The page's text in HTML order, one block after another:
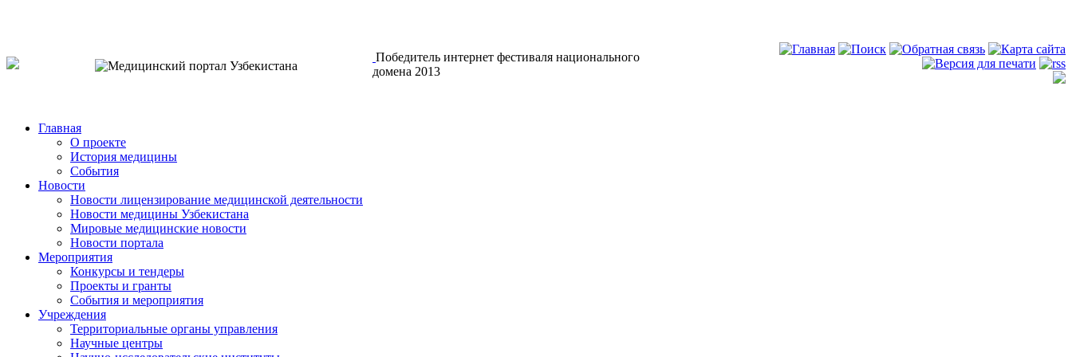
Победитель интернет фестиваля национального
домена 2013
Главная
О проекте
История медицины
События
Новости
Новости лицензирование медицинской деятельности
Новости медицины Узбекистана
Мировые медицинские новости
Новости портала
Мероприятия
Конкурсы и тендеры
Проекты и гранты
События и мероприятия
Учреждения
Территориальные органы управления
Научные центры